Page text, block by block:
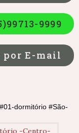
9999
por E-mail
dormitório #São-